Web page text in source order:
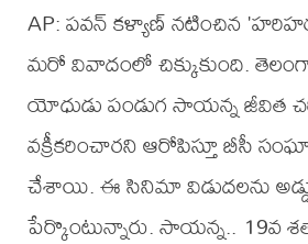
AP: పవన్ కళ్యాణ్ నటించిన
మరో వివాదంలో చిక్కుకుంది.
యోధుడు పండుగ సాయన్న జీవిత
వక్రీకరించారని ఆరోపిస్తూ బీసీ
చేశాయి. ఈ సినిమా విడుదలను
పేర్కొంటున్నారు. సాయన్న.. 19వ